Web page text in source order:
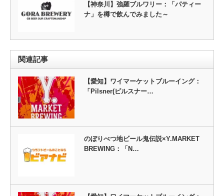
【神奈川】強羅ブルワリー：「パティー
ナ」を樽で飲んでみました～
関連記事
【愛知】ワイマーケットブルーイング：
「Pilsner(ピルスナー…
のぼりべつ地ビール鬼伝説×Y.MARKET
BREWING：「N…